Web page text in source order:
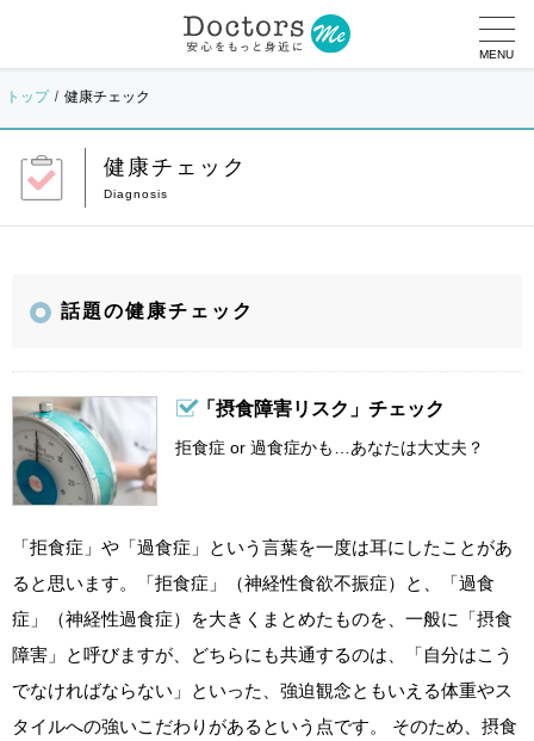
MENU
トップ 健康チェック
健康チェック
話題の健康チェック
「摂食障害リスク」チェック
拒食症 or 過食症かも…あなたは大丈夫？
「拒食症」や「過食症」という言葉を一度は耳にしたことがあ
ると思います。「拒食症」（神経性食欲不振症）と、「過食
症」（神経性過食症）を大きくまとめたものを、一般に「摂食
障害」と呼びますが、どちらにも共通するのは、「自分はこう
でなければならない」といった、強迫観念ともいえる体重やス
タイルへの強いこだわりがあるという点です。 そのため、摂食